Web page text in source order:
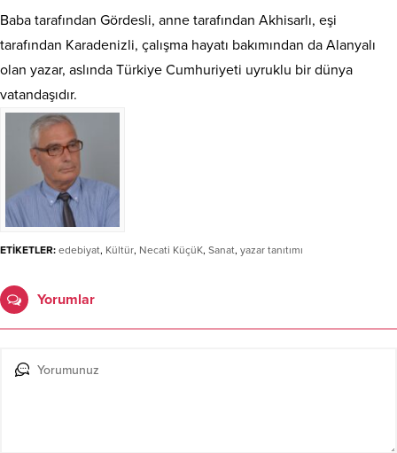
Baba tarafından Gördesli, anne tarafından Akhisarlı, eşi
tarafından Karadenizli, çalışma hayatı bakımından da Alanyalı
olan yazar, aslında Türkiye Cumhuriyeti uyruklu bir dünya
vatandaşıdır.
ETİKETLER: edebiyat, Kültür, Necati KüçüK, Sanat, yazar tanıtımı
Yorumlar